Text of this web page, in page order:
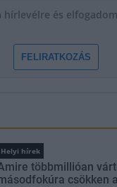
hírlevélre és
FELIRATKOZÁS
Helyi hírek
többmillióan
csökken